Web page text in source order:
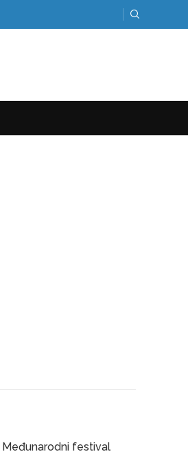
Međunarodni festival